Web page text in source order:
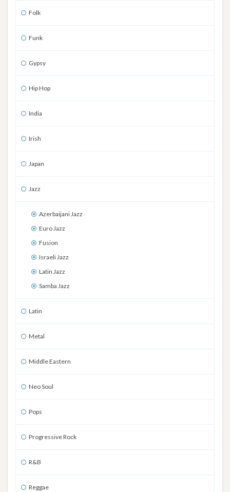
Folk
Funk
Gypsy
Hip Hop
India
Irish
Japan
Jazz
Azerbaijani Jazz
Euro Jazz
Fusion
Israeli Jazz
Latin Jazz
Samba Jazz
Latin
Metal
Middle Eastern
Neo Soul
Pops
Progressive Rock
R&B
Reggae